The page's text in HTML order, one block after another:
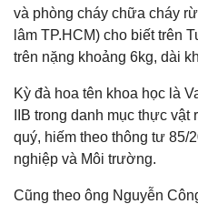
và phòng cháy chữa cháy
lâm TP.HCM) cho biết trên
trên nặng khoảng 6kg, dài
Kỳ đà hoa tên khoa học là
IIB trong danh mục thực
quý, hiếm theo thông tư 85/
nghiệp và Môi trường.
Cũng theo ông Nguyễn